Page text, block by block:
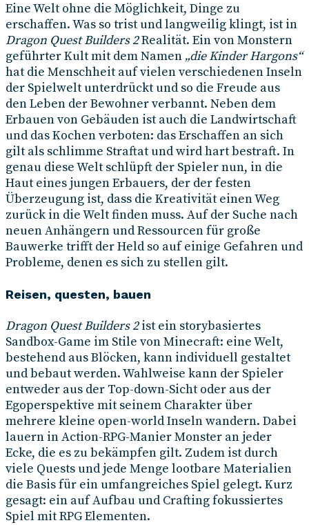
Eine Welt ohne die Möglichkeit, Dinge zu
erschaffen. Was so trist und langweilig klingt, ist in
Dragon Quest Builders 2Realität. Ein von Monstern
geführter Kult mit dem Namen „die Kinder Hargons“
hat die Menschheit auf vielen verschiedenen Inseln
der Spielwelt unterdrückt und so die Freude aus
den Leben der Bewohner verbannt. Neben dem
Erbauen von Gebäuden ist auch die Landwirtschaft
und das Kochen verboten: das Erschaffen an sich
gilt als schlimme Straftat und wird hart bestraft. In
genau diese Welt schlüpft der Spieler nun, in die
Haut eines jungen Erbauers, der der festen
Überzeugung ist, dass die Kreativität einen Weg
zurück in die Welt finden muss. Auf der Suche nach
neuen Anhängern und Ressourcen für große
Bauwerke trifft der Held so auf einige Gefahren und
Probleme, denen es sich zu stellen gilt.
Reisen, questen, bauen
Dragon Quest Builders 2ist ein storybasiertes
Sandbox-Game im Stile von Minecraft: eine Welt,
bestehend aus Blöcken, kann individuell gestaltet
und bebaut werden. Wahlweise kann der Spieler
entweder aus der Top-down-Sicht oder aus der
Egoperspektive mit seinem Charakter über
mehrere kleine open-world Inseln wandern. Dabei
lauern in Action-RPG-Manier Monster an jeder
Ecke, die es zu bekämpfen gilt. Zudem ist durch
viele Quests und jede Menge lootbare Materialien
die Basis für ein umfangreiches Spiel gelegt. Kurz
gesagt: ein auf Aufbau und Crafting fokussiertes
Spiel mit RPG Elementen.